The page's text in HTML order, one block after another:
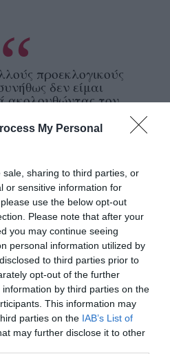
My Personal
sharing to third parties, or
or sensitive information for
use the below opt-out
Please note that after your
you may continue seeing
personal information utilized by
to third parties prior to
opt-out of the further
by third parties on the
This information may
parties on the IAB’s List of
may further disclose it to other
προεκλογικούς
δεν είμαι
ακολουθώντας τον
στίχους του
παλάμες μου να
βαραίνουν, να κάνω
μου το σπαγγέτι
μαμάς».
ο Obama συνέχισε
που έφερε στον Eminem
and Best Male Rap Solo
Είμαι νευρικός αλλά
και έτοιμος να ρίξω
να ξεχνάω… ». Ο